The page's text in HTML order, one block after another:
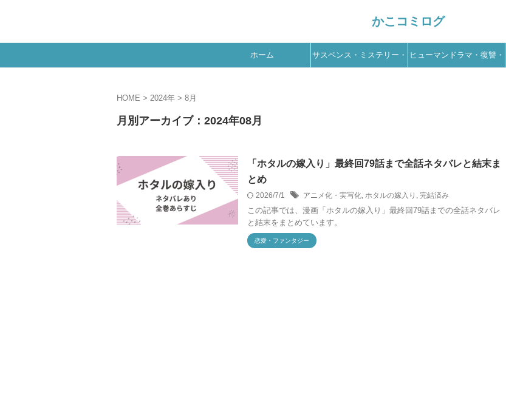
かこコミログ
ホーム サスペンス・ミステリー・ ヒューマンドラマ・復讐・
HOME > 2024年 > 8月
月別アーカイブ：2024年08月
「ホタルの嫁入り」最終回79話まで全話ネタバレと結末ま
とめ
2026/7/1 アニメ化・実写化, ホタルの嫁入り , 完結済み
この記事では、漫画「ホタルの嫁入り」最終回79話までの全話ネタバレ
と結末をまとめています。
恋愛・ファンタジー